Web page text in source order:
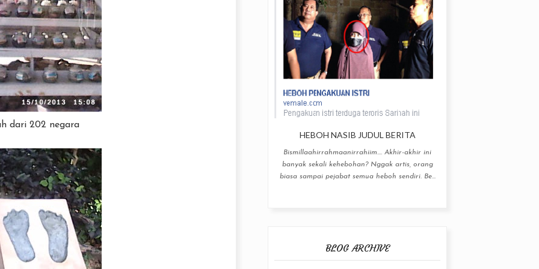
dari 202 negara
HEBOH NASIB JUDUL BERITA
Bismillaahirrahmaanirrahiim.... Akhir-akhir ini
banyak sekali kehebohan? Nggak artis, orang
biasa sampai pejabat semua heboh sendiri. Be...
BLOG ARCHIVE